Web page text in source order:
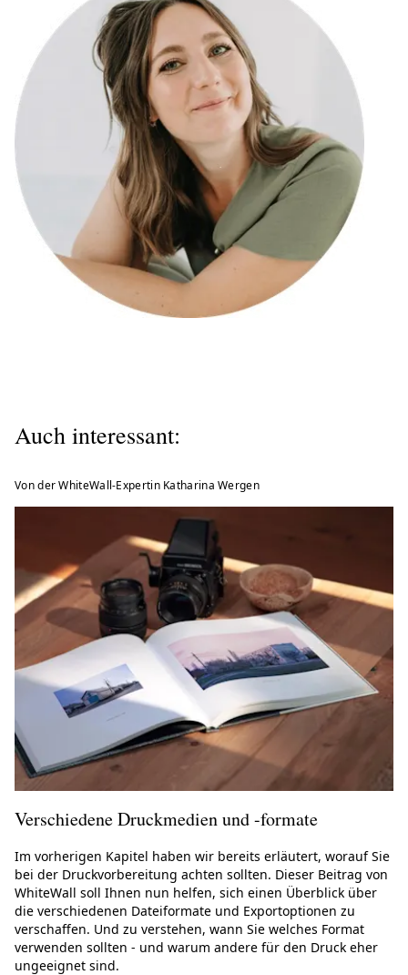
Auch interessant:
Von der WhiteWall-Expertin Katharina Wergen
Verschiedene Druckmedien und -formate
Im vorherigen Kapitel haben wir bereits erläutert, worauf Sie
bei der Druckvorbereitung achten sollten. Dieser Beitrag von
WhiteWall soll Ihnen nun helfen, sich einen Überblick über
die verschiedenen Dateiformate und Exportoptionen zu
verschaffen. Und zu verstehen, wann Sie welches Format
verwenden sollten - und warum andere für den Druck eher
ungeeignet sind.